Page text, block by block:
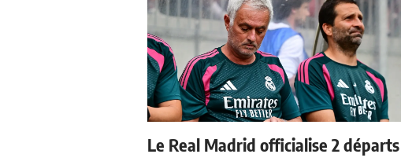
Le Real Madrid officialise 2 départs